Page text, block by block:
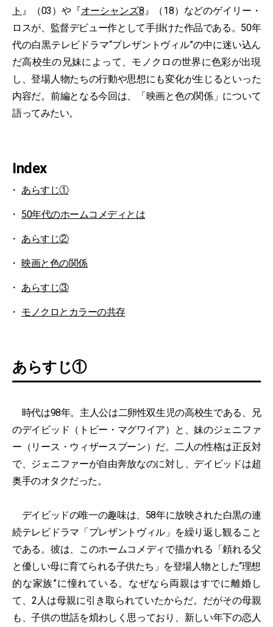
ト 』（03）や『オーシャンズ8』（18）などのゲイリー・
ロスが、監督デビュー作として手掛けた作品である。50年
代の白黒テレビドラマ“プレザントヴィル”の中に迷い込ん
だ高校生の兄妹によって、モノクロの世界に色彩が出現
し、登場人物たちの行動や思想にも変化が生じるといった
内容だ。前編となる今回は、「映画と色の関係」について
語ってみたい。
Index
あらすじ①
50年代のホームコメディとは
あらすじ②
映画と色の関係
あらすじ③
モノクロとカラーの共存
あらすじ①
時代は98年。主人公は二卵性双生児の高校生である、兄
のデイビッド（トビー・マグワイア）と、妹のジェニファ
ー（リース・ウィザースプーン）だ。二人の性格は正反対
で、ジェニファーが自由奔放なのに対し、デイビッドは超
奥手のオタクだった。
デイビッドの唯一の趣味は、58年に放映された白黒の連
続テレビドラマ「プレザントヴィル」を繰り返し観ること
である。彼は、このホームコメディで描かれる「頼れる父
と優しい母に育てられる子供たち」を登場人物とした“理想
的な家族”に憧れている。なぜなら両親はすでに離婚し
て、2人は母親に引き取られていたからだ。だがその母親
も、子供の世話を煩わしく思っており、新しい年下の恋人